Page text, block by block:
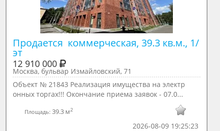
Продается  коммерческая, 39.3 кв.м., 1/
эт
12 910 000
Москва, бульвар Измайловский, 71
Объект № 21843 Реализация имущества на электр
онных торгах!!! Окончание приема заявок - 07.0...
Площадь:39.3 м2
2026-08-09 19:25:23